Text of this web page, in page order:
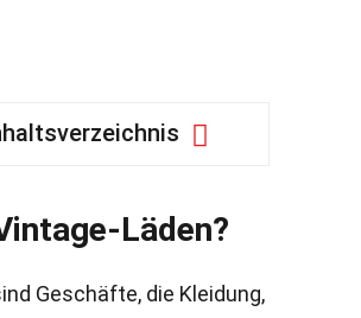
Läden?
Geschäfte, die Kleidung,